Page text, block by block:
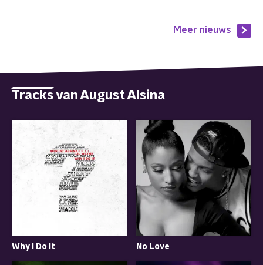
Meer nieuws
Tracks van August Alsina
Why I Do It No Love